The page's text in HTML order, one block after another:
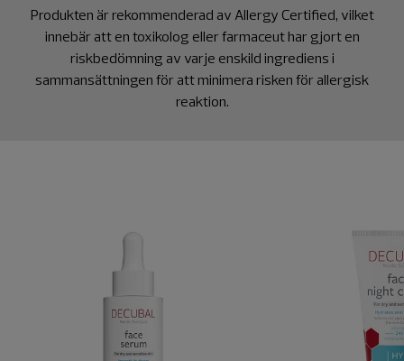
Produkten är rekommenderad av Allergy Certified, vilket
innebär att en toxikolog eller farmaceut har gjort en
riskbedömning av varje enskild ingrediens i
sammansättningen för att minimera risken för allergisk
reaktion.